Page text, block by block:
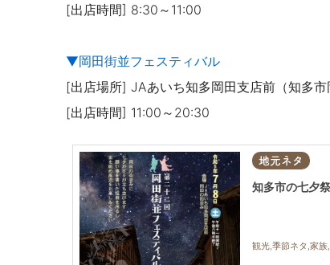
[出店時間] 8:30～11:00
▼岡田街並フェスティバル
[出店場所] JAあいち知多岡田支店前（知多市
[出店時間] 11:00～20:30
地元ネタ
知多市の七夕
観光,季節ネタ,家族